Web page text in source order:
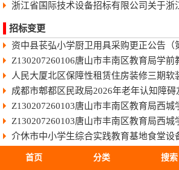
浙江省国际技术设备招标有限公司关于浙江省中医院平衡测试及
招标变更
资中县苌弘小学厨卫用具采购更正公告（
Z130207260106唐山市丰南区教育局学前教
人民大厦北区保障性租赁住房装修三期软装家具及家电采购项目（项目编号：GXAD2026-G1-
成都市郫都区民政局2026年老年认知障碍友好社区建设
Z130207260103唐山市丰南区教育局西城学校和兆丰小学设
Z130207260103唐山市丰南区教育局西城学校和兆丰
介休市中小学生综合实践教育基地食堂设备采
雅安市雨城区人民医院消杀及防护耗材采购项目(三次)
首页 分类 搜索